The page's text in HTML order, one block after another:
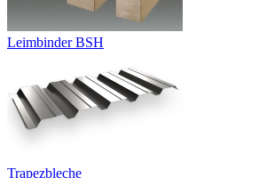
Leimbinder BSH
Trapezbleche